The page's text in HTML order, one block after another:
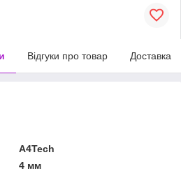
Відгуки про товар Доставка
A4Tech
4 мм